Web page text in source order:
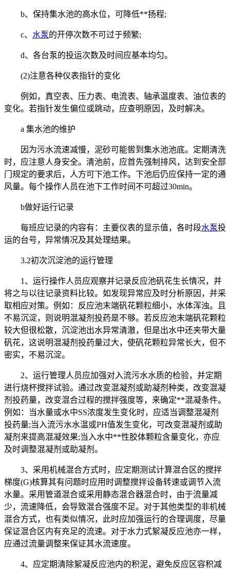
b、保持集水池的高水位，可降低**扬程;
c、 水泵的开停次数不可过于频繁;
d、各台泵的投运次数及时间应基本均匀。
(2)注意各种仪表指针的变化
例如，真空表、压力表、电流表、轴承温度表、油位表的
变化。若指针发生偏位或跳动，应查明原因，及时解决。
a 集水池的维护
因为污水流速减慢，泥砂可能喾到集水池池底。定期清洗
时，应注意人身安全。清池前，应首先强制排风，达到安全部
门规定的要求后，人方可下池工作。下池后仍应保持一定的通
风量。每个操作人员在池下工作时间不可超过30min。
b做好运行记录
每班应记录的内容有：主要仪表的显示值，各时段水泵投
运的台号，异常情况及其处理结果。
3.2初次沉淀池的运行管理
1、运行操作人员应观察并记录反应池矾花生长情况，并
将之与以往记录资料比较。如发现异常应及时分析原因，并采
取相应对策。例如：反应池末端矾花颗粒细小，水体浑浊。且
不易沉淀，则说明混凝剂投药是不够。若反应池末端矾花颗粒
较大但很松散，沉淀池出水异常清澈，但是出水中还夹带大量
矾花，这说明混凝剂投药量过大，使矾花颗粒异常长大，但不
密实，不易沉淀。
2、运行管理人员应加强对入流污水水质的检验，并定期
进行烧杯搅拌试验。通过改变混凝剂或助凝剂种类，改变混凝
剂投药量，改变混合过程的搅拌强度等，来确定**混凝条件。
例如：当水量或水中SS浓度发生变化时，应适当调整混凝剂
投药量;当入流污水水温或PH值发生变化，可改变混凝剂或助
凝剂来提高混凝效果;当入水中**性胶体颗粒含量变化，亦应
及时调整混凝剂或助凝剂。
3、采用机械混合方式时，应定期测试计算混合区的搅拌
梯度(G)核算其有问题时应用时调整搅拌设备转速或调节入流
水量。采用管道混合或采用静态混合器混合时，由于流量减
少，流速降低，会导致混合强度不足。对于其他类型的非机械
混合方式，也有类似情况，此时应加强运行的合理调度，尽量
保证混合区内有充足的流速。对于水力式絮凝反应池亦一样，
应通过流量调整来保证其水流速度。
4、应定期清除絮凝反应池内的积泥，避免反应区容积减